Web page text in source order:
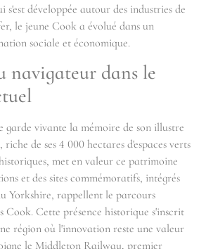
s'est développée autour des industries de
le jeune Cook a évolué dans un
sociale et économique.
navigateur dans le
garde vivante la mémoire de son illustre
de ses 4 000 hectares d'espaces verts
met en valeur ce patrimoine
et des sites commémoratifs, intégrés
Yorkshire, rappellent le parcours
Cook. Cette présence historique s'inscrit
région où l'innovation reste une valeur
le Middleton Railway, premier